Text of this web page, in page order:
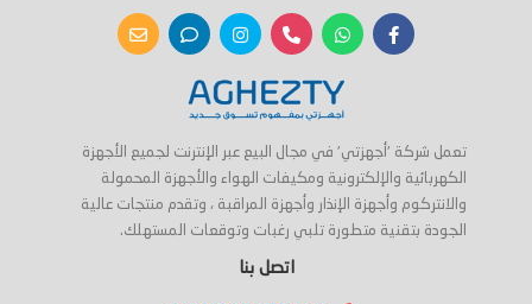
تعمل شركة 'أجهزتي' في مجال البيع عبر الإنترنت لجميع الأجهزة
الكهربائية والإلكترونية ومكيفات الهواء والأجهزة المحمولة
والانتركوم وأجهزة الإنذار وأجهزة المراقبة ، وتقدم منتجات عالية
الجودة بتقنية متطورة تلبي رغبات وتوقعات المستهلك.
اتصل بنا